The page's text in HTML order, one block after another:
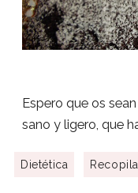
Espero que os
sano y ligero, que
Dietética